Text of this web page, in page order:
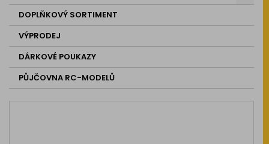
DOPLŇKOVÝ SORTIMENT
VÝPRODEJ
DÁRKOVÉ POUKAZY
PŮJČOVNA RC-MODELŮ